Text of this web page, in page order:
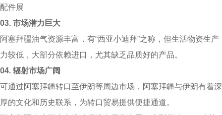
配件展
03. 市场潜力巨大
阿塞拜疆油气资源丰富，有“西亚小迪拜”之称，但生活物资生产
力较低，大部分依赖进口，尤其缺乏品质好的产品。
04. 辐射市场广阔
可通过阿塞拜疆转口至伊朗等周边市场，阿塞拜疆与伊朗有着深
厚的文化和历史联系，为转口贸易提供便捷通道。